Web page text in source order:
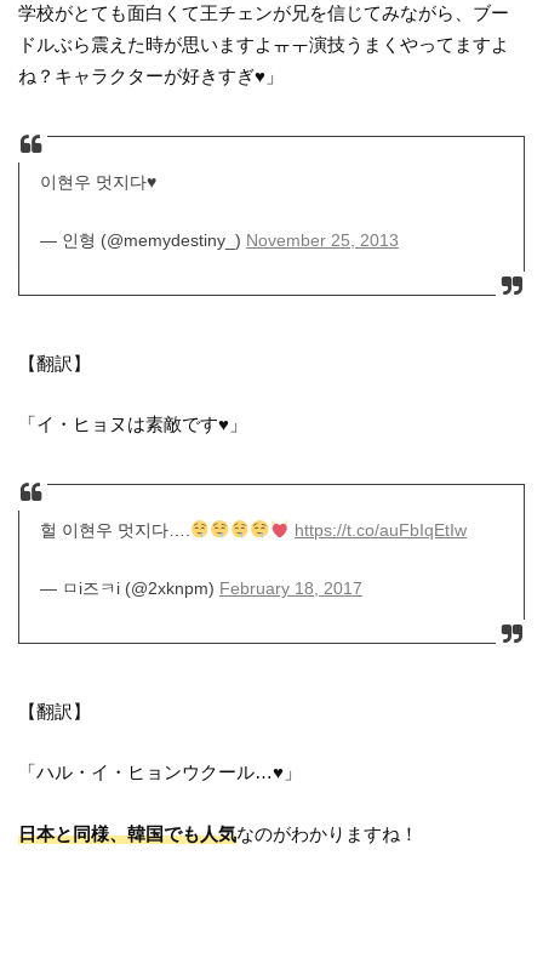
学校がとても面白くて王チェンが兄を信じてみながら、ブー
ドルぶら震えた時が思いますよㅠㅜ演技うまくやってますよ
ね？キャラクターが好きすぎ♥ 」
이현우 멋지다♥
— 인형 (@memydestiny_) November 25, 2013
【翻訳】
「イ・ヒョヌは素敵です♥」
헐 이현우 멋지다…. https://t.co/auFbIqEtIw
— ㅁi즈ㅋi (@2xknpm) February 18, 2017
【翻訳】
「ハル・イ・ヒョンウクール…♥」
日本と同様、韓国でも人気なのがわかりますね！